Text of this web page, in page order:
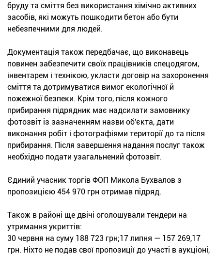
бруду та сміття без використання хімічно активних
засобів, які можуть пошкодити бетон або бути
небезпечними для людей.
Документація також передбачає, що виконавець
повинен забезпечити своїх працівників спецодягом,
інвентарем і технікою, укласти договір на захоронення
сміття та дотримуватися вимог екологічної й
пожежної безпеки. Крім того, після кожного
прибирання підрядник має надсилати замовнику
фотозвіт із зазначенням назви об'єкта, дати
виконання робіт і фотографіями території до та після
прибирання. Після завершення надання послуг також
необхідно подати узагальнений фотозвіт.
Єдиний учасник торгів ФОП Микола Бухвалов з
пропозицією 454 970 грн отримав підряд.
Також в районі ще двічі оголошували тендери на
утримання укриттів:
30 червня на суму 188 723 грн;17 липня — 157 269,17
грн. Ніхто не подав свої пропозиції до участі в аукціоні,